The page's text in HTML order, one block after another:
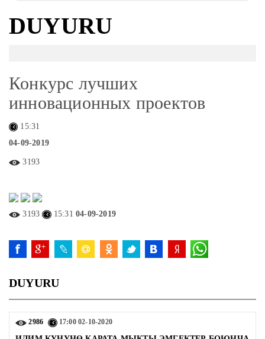
DUYURU
Конкурс лучших
инновационных проектов
15:31
04-09-2019
3193
3193 15:3104-09-2019
DUYURU
2986 17:0002-10-2020